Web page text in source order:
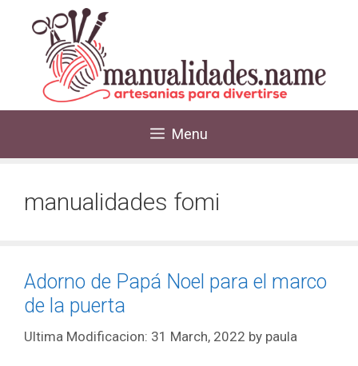
Menu
manualidades fomi
Adorno de Papá Noel para el marco
de la puerta
31 March, 2022 by paula